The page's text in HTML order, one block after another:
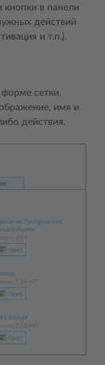
в панели
действий
и т.п.).
сетки.
имя и
действия.